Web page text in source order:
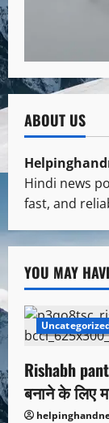
ABOUT US
Hindi news
fast, and
YOU MAY
1 minute
Rishabh
बनाने के लिए